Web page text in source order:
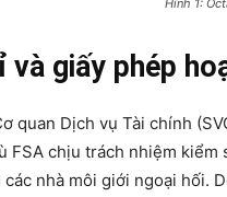
Hình 1:
và giấy phép
quan Dịch vụ Tài chính
FSA chịu trách nhiệm
nhà môi giới ngoại hối.